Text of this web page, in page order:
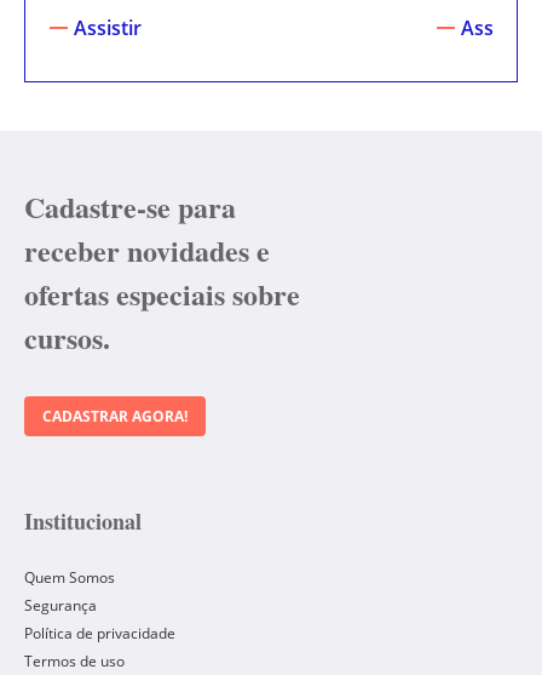
Assistir
Assistir
Cadastre-se para
receber novidades e
ofertas especiais sobre
cursos.
CADASTRAR AGORA!
Institucional
Quem Somos
Segurança
Política de privacidade
Termos de uso